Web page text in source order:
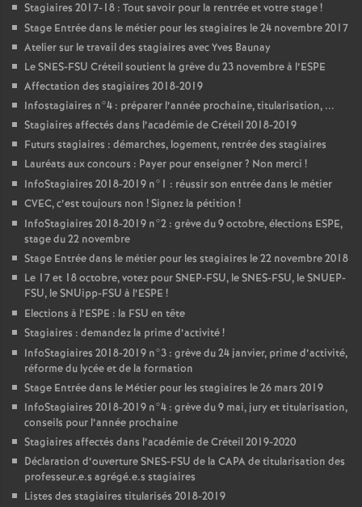
Stagiaires 2017-18 : Tout savoir pour la rentrée et votre stage!
Stage Entrée dans le métier pour les stagiaires le 24 novembre 2017
Atelier sur le travail des stagiaires avec Yves Baunay
LeSNES-FSU Créteil soutient la grève du 23 novembre à l’ESPE
Affectation des stagiaires 2018-2019
Infostagiaires n°4 : préparer l’année prochaine, titularisation, ...
Stagiaires affectés dans l’académie de Créteil 2018-2019
Futurs stagiaires : démarches, logement, rentrée des stagiaires
Lauréats aux concours : Payer pour enseigner? Non merci !
InfoStagiaires 2018-2019 n°1 : réussir son entrée dans le métier
CVEC, c’est toujours non ! Signez la pétition !
InfoStagiaires 2018-2019 n°2 : grève du 9 octobre, élections ESPE,
stage du 22 novembre
Stage Entrée dans le métier pour les stagiaires le 22 novembre 2018
Le 17 et 18 octobre, votez pourSNEP-FSU, leSNES-FSU, leSNUEP-
FSU, le SNUipp-FSU à l’ESPE !
Elections à l’ESPE : la FSU en tête
Stagiaires : demandez la prime d’activité!
InfoStagiaires 2018-2019 n°3 : grève du 24 janvier, prime d’activité,
réforme du lycée et de la formation
Stage Entrée dans le Métier pour les stagiaires le 26 mars 2019
InfoStagiaires 2018-2019 n°4 : grève du 9 mai, jury et titularisation,
conseils pour l’année prochaine
Stagiaires affectés dans l’académie de Créteil 2019-2020
Déclaration d’ouvertureSNES-FSU de la CAPAde titularisation des
professeur.e.s agrégé.e.s stagiaires
Listes des stagiaires titularisés 2018-2019